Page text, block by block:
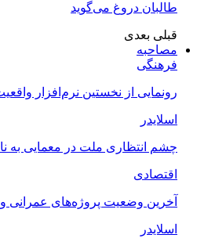
طالبان دروغ می‌گوید
قبلی بعدی
مصاحبه
فرهنگی
رونمایی از نخستین نرم‌افزار
اسلایدر
چشم انتظاری ملت در معمایی به نام پروژه ۷۱۵ واحدی
اقتصادی
آخرین وضعیت پروژه‌های عمرانی
اسلایدر